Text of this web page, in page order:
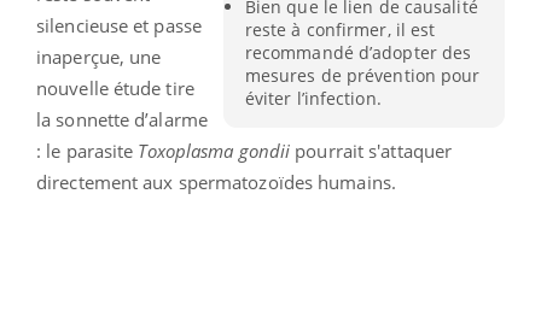
Bien que le lien de causalité
reste à confirmer, il est
recommandé d’adopter des
mesures de prévention pour
éviter l’infection.
silencieuse et passe
inaperçue, une
nouvelle étude tire
la sonnette d’alarme
: le parasite Toxoplasma gondii pourrait s'attaquer
directement aux spermatozoïdes humains.